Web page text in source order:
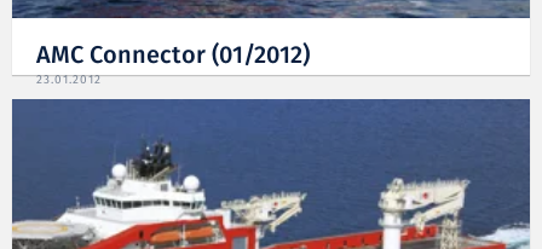
AMC Connector (01/2012)
23.01.2012